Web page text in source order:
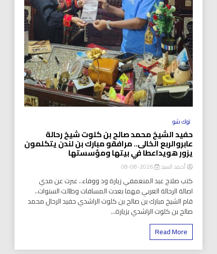
توك شو
حفيد الشيخ محمد صالح بن كلوت شيخ رحالة
عابروالربع الخالى.. مرافقو مبارك بن لندن يتكلمون
يزور هويداعطا في بيتها ومؤسستها
أحمد السيد 2026-08-08
كتب صلاح عبد المنعمفي زيارة ود ووفاء.. عبرت عن مدي
اصالة الرحالة العربي مهما بعدت المسافات وطالت السنوات..
قام الشيخ مبارك بن صالح بن كلوت الراشدي حفيد الرحال محمد
صالح بن كلوت الراشدي بزيارة...
Read More